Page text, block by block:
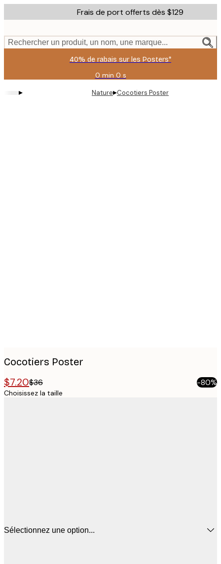
to
content.
Frais de port offerts dès $129
Rechercher un produit, un nom, une marque...
40% de rabais sur les Posters*
0 min 0 s
Valable
jusqu'au
:
▸ Nature▸Cocotiers Poster
Cocotiers Poster
$7.20$36 -80%
Choisissez la taille
Sélectionnez une option...